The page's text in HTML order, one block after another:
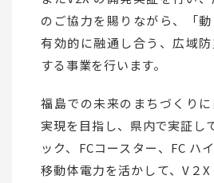
のご協力を賜りながら、「
有効的に融通し合う、広域
する事業を行います。
福島での未来のまちづくり
実現を目指し、県内で実証し
ック、FCコースター、FC ハ
移動体電力を活かして、V２